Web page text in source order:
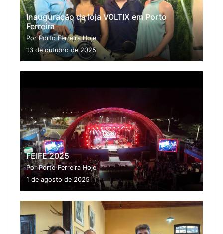
Inauguração da loja VOLTIX em Porto
Ferreira
Por Porto Ferreira Hoje
13 de outubro de 2025
FEIFE 2025
Por Porto Ferreira Hoje
1 de agosto de 2025